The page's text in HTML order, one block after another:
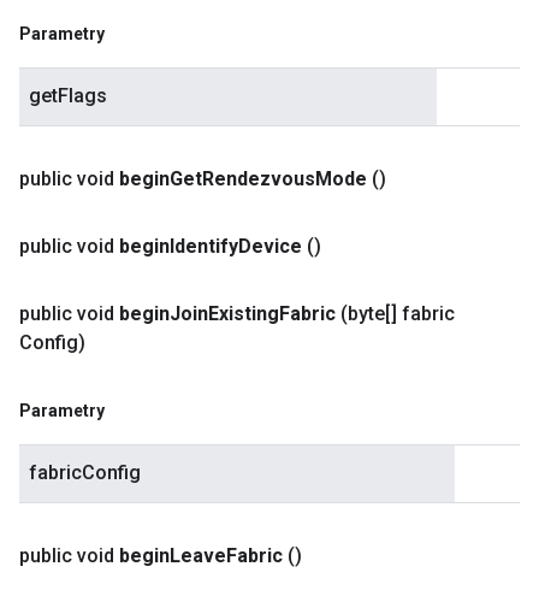
Parametry
getFlags
public void beginGetRendezvousMode ()
public void beginIdentifyDevice ()
public void beginJoinExistingFabric (byte[] fabric
Config)
Parametry
fabricConfig
public void beginLeaveFabric ()